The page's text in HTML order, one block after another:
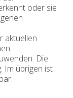
oder sie
aktuellen
Die
Im übrigen ist